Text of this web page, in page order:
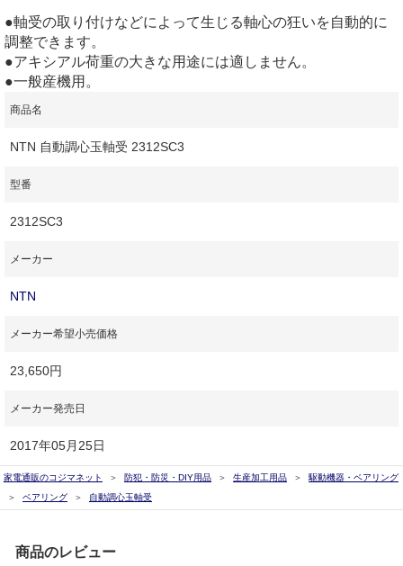
●軸受の取り付けなどによって生じる軸心の狂いを自動的に
調整できます。
●アキシアル荷重の大きな用途には適しません。
●一般産機用。
商品名
NTN 自動調心玉軸受 2312SC3
型番
2312SC3
メーカー
NTN
メーカー希望小売価格
23,650円
メーカー発売日
2017年05月25日
家電通販のコジマネット 防犯・防災・DIY用品 生産加工用品
駆動機器・ベアリング
ベアリング
自動調心玉軸受
商品のレビュー